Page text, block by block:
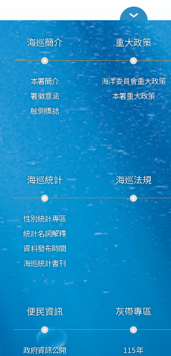
海巡簡介
本署簡介
署徽意涵
舷側標誌
重大政策
海洋委員會重大政策
本署重大政策
海巡統計
性別統計專區
統計名詞解釋
資料發布時間
海巡統計書刊
海巡法規
便民資訊
政府資訊公開
灰帶專區
115年